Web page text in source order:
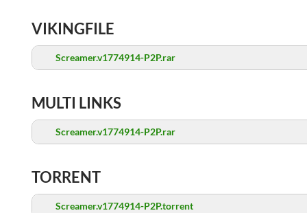
VIKINGFILE
Screamer.v1774914-P2P.rar
MULTI LINKS
Screamer.v1774914-P2P.rar
TORRENT
Screamer.v1774914-P2P.torrent